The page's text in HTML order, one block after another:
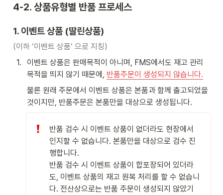
4-2. 상품유형별 반품 프로세스
1. 이벤트 상품 (딸린상품)
(이하 ‘이벤트 상품’ 으로 지칭)
1.
이벤트 상품은 판매목적이 아니며, FMS에서도 재고 관리
목적을 띄지 않기 때문에, 반품주문이 생성되지 않습니다.
물론 원래 주문에서 이벤트 상품은 본품과 함께 출고되었을
것이지만, 반품주문은 본품만을 대상으로 생성됩니다.
반품 검수 시 이벤트 상품이 없더라도 현장에서
인지할 수 없습니다. 본품만을 대상으로 검수 진
행합니다.
반품 검수 시 이벤트 상품이 합포장되어 있더라
도, 이벤트 상품의 재고 원복 처리를 할 수 없습니
다. 전산상으로는 반품 주문이 생성되지 않았기